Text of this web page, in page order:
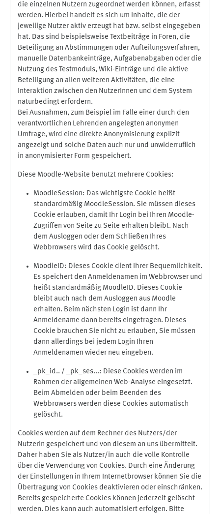
die einzelnen Nutzern zugeordnet werden können, erfasst
werden. Hierbei handelt es sich um Inhalte, die der
jeweilige Nutzer aktiv erzeugt hat bzw. selbst eingegeben
hat. Das sind beispielsweise Textbeiträge in Foren, die
Beteiligung an Abstimmungen oder Aufteilungsverfahren,
manuelle Datenbankeinträge, Aufgabenabgaben oder die
Nutzung des Testmoduls, Wiki-Einträge und die aktive
Beteiligung an allen weiteren Aktivitäten, die eine
Interaktion zwischen den NutzerInnen und dem System
naturbedingt erfordern.
Bei Ausnahmen, zum Beispiel im Falle einer durch den
verantwortlichen Lehrenden angelegten anonymen
Umfrage, wird eine direkte Anonymisierung explizit
angezeigt und solche Daten auch nur und unwiderruflich
in anonymisierter Form gespeichert.
Diese Moodle-Website benutzt mehrere Cookies:
MoodleSession: Das wichtigste Cookie heißt
standardmäßig MoodleSession. Sie müssen dieses
Cookie erlauben, damit Ihr Login bei Ihren Moodle-
Zugriffen von Seite zu Seite erhalten bleibt. Nach
dem Ausloggen oder dem Schließen Ihres
Webbrowsers wird das Cookie gelöscht.
MoodleID: Dieses Cookie dient Ihrer Bequemlichkeit.
Es speichert den Anmeldenamen im Webbrowser und
heißt standardmäßig MoodleID. Dieses Cookie
bleibt auch nach dem Ausloggen aus Moodle
erhalten. Beim nächsten Login ist dann Ihr
Anmeldename dann bereits eingetragen. Dieses
Cookie brauchen Sie nicht zu erlauben, Sie müssen
dann allerdings bei jedem Login Ihren
Anmeldenamen wieder neu eingeben.
_pk_id.. / _pk_ses...: Diese Cookies werden im
Rahmen der allgemeinen Web-Analyse eingesetzt.
Beim Abmelden oder beim Beenden des
Webbrowsers werden diese Cookies automatisch
gelöscht.
Cookies werden auf dem Rechner des Nutzers/der
Nutzerin gespeichert und von diesem an uns übermittelt.
Daher haben Sie als Nutzer/in auch die volle Kontrolle
über die Verwendung von Cookies. Durch eine Änderung
der Einstellungen in Ihrem Internetbrowser können Sie die
Übertragung von Cookies deaktivieren oder einschränken.
Bereits gespeicherte Cookies können jederzeit gelöscht
werden. Dies kann auch automatisiert erfolgen. Bitte